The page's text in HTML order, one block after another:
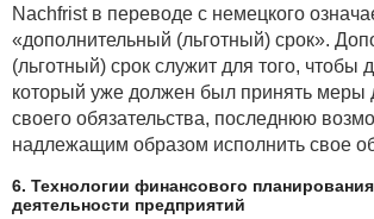
Nachfrist в переводе с немецкого
«дополнительный (льготный) срок».
(льготный) срок служит для того, чтобы
который уже должен был принять меры
своего обязательства, последнюю
надлежащим образом исполнить свое
6. Технологии финансового
деятельности предприятий